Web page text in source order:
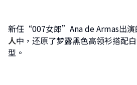
新任“007女郎”Ana de Armas出演
人中，还原了梦露黑色高领衫搭配
型。